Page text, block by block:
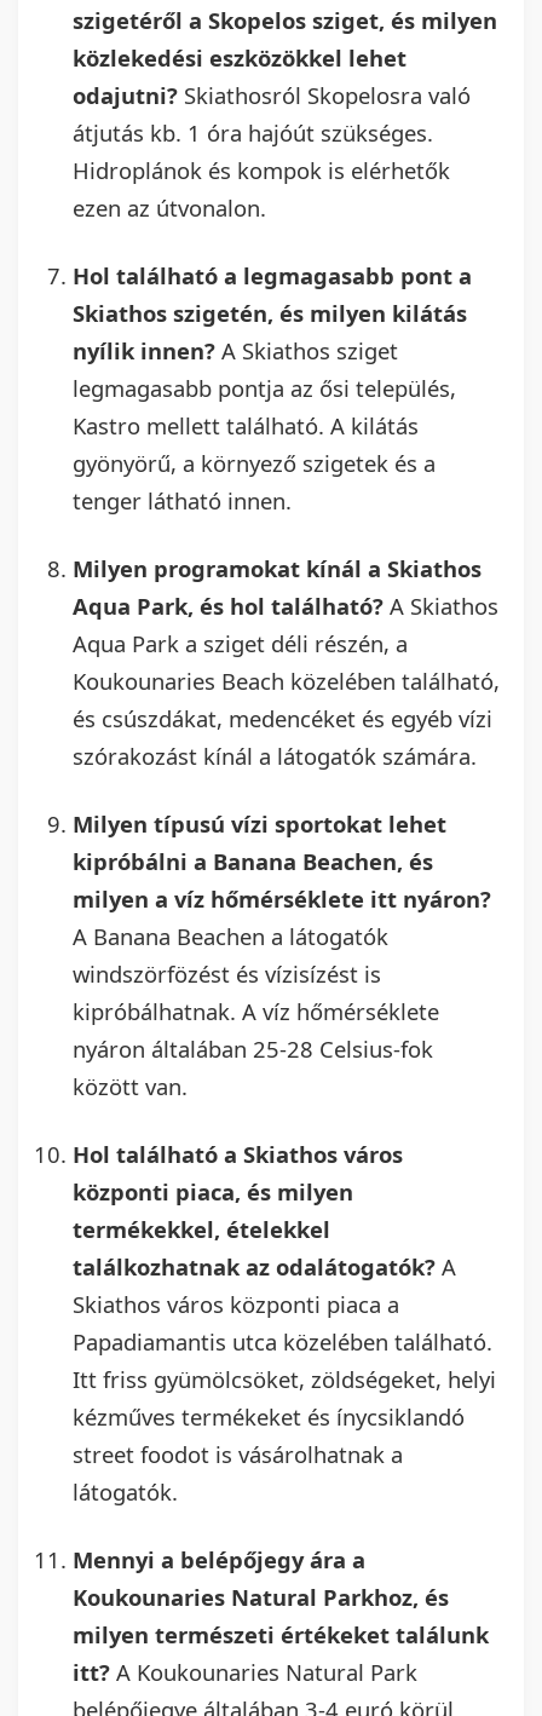
szigetéről a Skopelos sziget, és milyen
közlekedési eszközökkel lehet
odajutni? Skiathosról Skopelosra való
átjutás kb. 1 óra hajóút szükséges.
Hidroplánok és kompok is elérhetők
ezen az útvonalon.
Hol található a legmagasabb pont a
Skiathos szigetén, és milyen kilátás
nyílik innen? A Skiathos sziget
legmagasabb pontja az ősi település,
Kastro mellett található. A kilátás
gyönyörű, a környező szigetek és a
tenger látható innen.
Milyen programokat kínál a Skiathos
Aqua Park, és hol található? A Skiathos
Aqua Park a sziget déli részén, a
Koukounaries Beach közelében található,
és csúszdákat, medencéket és egyéb vízi
szórakozást kínál a látogatók számára.
Milyen típusú vízi sportokat lehet
kipróbálni a Banana Beachen, és
milyen a víz hőmérséklete itt nyáron?
A Banana Beachen a látogatók
windszörfözést és vízisízést is
kipróbálhatnak. A víz hőmérséklete
nyáron általában 25-28 Celsius-fok
között van.
Hol található a Skiathos város
központi piaca, és milyen
termékekkel, ételekkel
találkozhatnak az odalátogatók? A
Skiathos város központi piaca a
Papadiamantis utca közelében található.
Itt friss gyümölcsöket, zöldségeket, helyi
kézműves termékeket és ínycsiklandó
street foodot is vásárolhatnak a
látogatók.
Mennyi a belépőjegy ára a
Koukounaries Natural Parkhoz, és
milyen természeti értékeket találunk
itt? A Koukounaries Natural Park
belépőjegye általában 3-4 euró körül